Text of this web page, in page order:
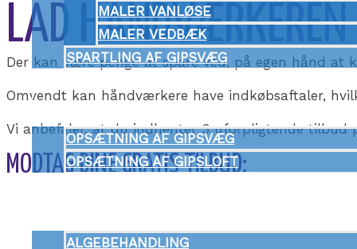
MALER VANLØSE
MALER VEDBÆK
SPARTLING AF GIPSVÆG
OPSÆTNING AF GIPSVÆG
OPSÆTNING AF GIPSLOFT
ALGEBEHANDLING
LAD HÅNDVÆRKEREN
Der kan være penge at spare ved, på egen hånd
Omvendt kan håndværkere have indkøbsaftaler,
Vi anbefaler, at du indhenter 3 uforpligtende tilbud
MODTAG DINE GRATIS TILBUD: